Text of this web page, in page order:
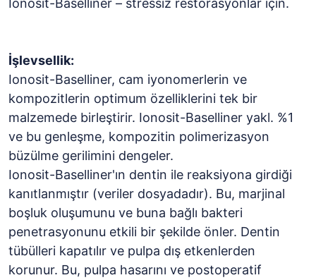
Ionosit-Baselliner – stressiz restorasyonlar için.
İşlevsellik:
Ionosit-Baselliner, cam iyonomerlerin ve
kompozitlerin optimum özelliklerini tek bir
malzemede birleştirir. Ionosit-Baselliner yakl. %1
ve bu genleşme, kompozitin polimerizasyon
büzülme gerilimini dengeler.
Ionosit-Baselliner'ın dentin ile reaksiyona girdiği
kanıtlanmıştır (veriler dosyadadır). Bu, marjinal
boşluk oluşumunu ve buna bağlı bakteri
penetrasyonunu etkili bir şekilde önler. Dentin
tübülleri kapatılır ve pulpa dış etkenlerden
korunur. Bu, pulpa hasarını ve postoperatif